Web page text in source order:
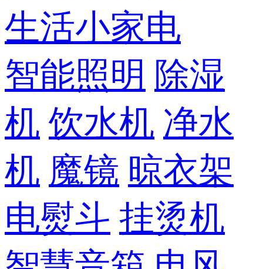
生活小家电
智能照明 除湿
机 饮水机 净水
机 魔镜 晾衣架
电熨斗 挂烫机